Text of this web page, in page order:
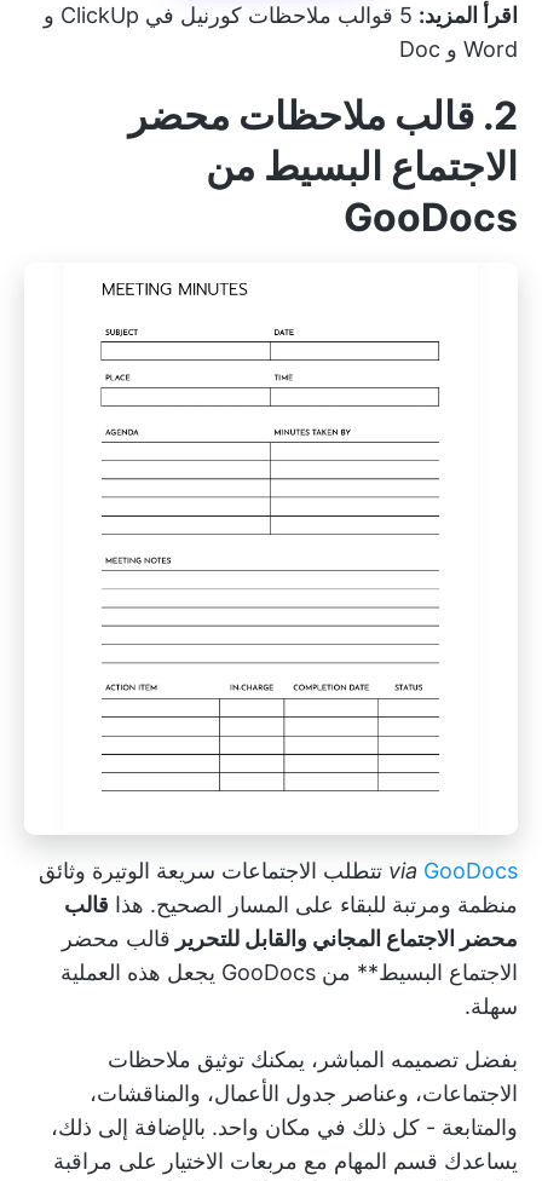
اقرأ المزيد:
5 قوالب ملاحظات كورنيل في ClickUp و
Word و Doc
2. قالب ملاحظات محضر
الاجتماع البسيط من
GooDocs
via GooDocs
تتطلب الاجتماعات سريعة الوتيرة وثائق
منظمة ومرتبة للبقاء على المسار الصحيح. هذا قالب
محضر الاجتماع المجاني والقابل للتحرير قالب محضر
الاجتماع البسيط** من GooDocs يجعل هذه العملية
سهلة.
بفضل تصميمه المباشر، يمكنك توثيق ملاحظات
الاجتماعات، وعناصر جدول الأعمال، والمناقشات،
والمتابعة - كل ذلك في مكان واحد. بالإضافة إلى ذلك،
يساعدك قسم المهام مع مربعات الاختيار على مراقبة